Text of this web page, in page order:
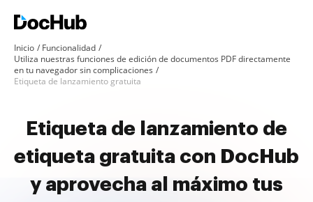
Inicio
Funcionalidad
Utiliza nuestras funciones de edición de documentos PDF directamente
en tu navegador sin complicaciones
Etiqueta de lanzamiento gratuita
Etiqueta de lanzamiento de
etiqueta gratuita con DocHub
y aprovecha al máximo tus